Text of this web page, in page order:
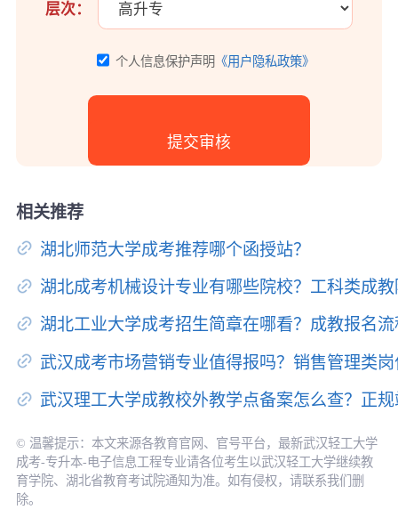
层次：
个人信息保护声明 《用户隐私政策》
相关推荐
湖北师范大学成考推荐哪个函授站？
湖北成考机械设计专业有哪些院校？工科类成
湖北工业大学成考招生简章在哪看？成教报名
武汉成考市场营销专业值得报吗？销售管理类
武汉理工大学成教校外教学点备案怎么查？正
© 温馨提示：本文来源各教育官网、官号平台，最新武汉轻工大学
成考-专升本-电子信息工程专业请各位考生以武汉轻工大学继续教
育学院、湖北省教育考试院通知为准。如有侵权，请联系我们删
除。